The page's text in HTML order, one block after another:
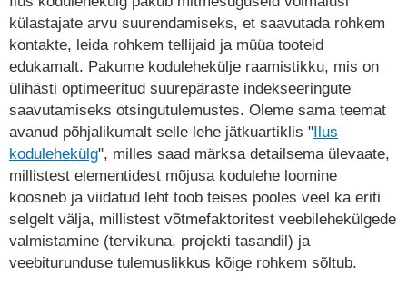
külastajate arvu suurendamiseks, et saavutada rohkem
kontakte, leida rohkem tellijaid ja müüa tooteid
edukamalt. Pakume kodulehekülje raamistikku, mis on
ülihästi optimeeritud suurepäraste indekseeringute
saavutamiseks otsingutulemustes. Oleme sama teemat
avanud põhjalikumalt selle lehe jätkuartiklis "Ilus
kodulehekülg", milles saad märksa detailsema ülevaate,
millistest elementidest mõjusa kodulehe loomine
koosneb ja viidatud leht toob teises pooles veel ka eriti
selgelt välja, millistest võtmefaktoritest veebilehekülgede
valmistamine (tervikuna, projekti tasandil) ja
veebiturunduse tulemuslikkus kõige rohkem sõltub.